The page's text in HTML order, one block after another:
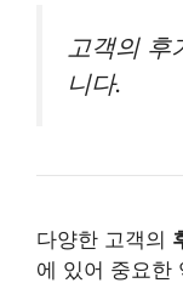
고객의 후
니다.
다양한 고객의
에 있어 중요한